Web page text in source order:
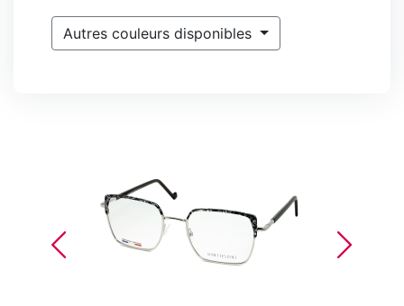
Autres couleurs disponibles